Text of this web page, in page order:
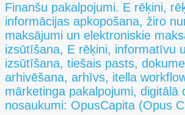
Finanšu pakalpojumi. E rēķini,
informācijas apkopošana, žiro
maksājumi un elektroniskie
izsūtīšana, E rēķini, informatīvu
izsūtīšana, tiešais pasts,
arhivēšana, arhīvs, itella
mārketinga pakalpojumi,
nosaukumi: OpusCapita (Opus